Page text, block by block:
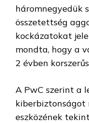
háromnegyedük
összetettség
kockázatokat
mondta, hogy a
2 évben
A PwC szerint a
kiberbiztonságot
eszközének